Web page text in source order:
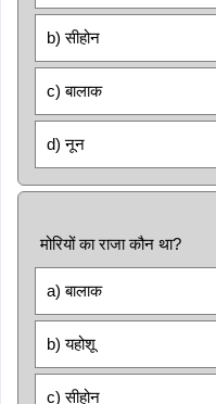
b) सीहोन
c) बालाक
d) नून
मोरियों का राजा कौन था?
a) बालाक
b) यहोशू
c) सीहोन